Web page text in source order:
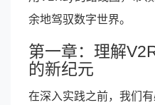
余地驾驭数字世界。
第一章：理解
的新纪元
在深入实践之前，我们